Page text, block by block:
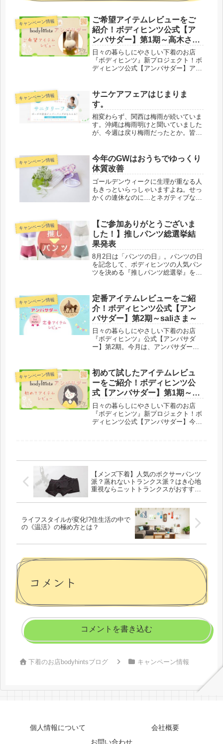
キャンペーン情報
ご希望アイテムレビューをご
紹介！ボディヒンツ公式【ア
ンバサダー】第1期～高木さま
～
日々の暮らしにやさしい下着のお店
『ボディヒンツ』新プロジェクト！ボ
ディヒンツ公式【アンバサダー】アン
アイテムをご試着いただき、ご感想を
いただきました。続いては、高木さま
に「...
キャンペーン情報
サニケアフェアはじまりま
す。
相変わらず、関西は梅雨が続いていま
す。沖縄は梅雨明けと聞いていました
が、今週は戻り梅雨だったとか。皆様
は「ヒンツの日」のフェアとして、少
しでも女性の日々の暮らしが快適に
な...
キャンペーン情報
今年のGWはおうちでゆっくり
体質改善
ゴールデンウィークに生理が重なる人
もきっといらっしゃいますよね。せっ
かくの連休なのに…とネガティブな気
はじめてみませんか？ボディヒンツオ
リジナル・呼吸する極薄布ナプキン
エ...
キャンペーン情報
【ご参加ありがとうございま
した！】推しパンツ総選挙結
果発表
8月2日は「パンツの日」。パンツの日
を記念して、ボディヒンツの人気パン
ツを決める『推しパンツ総選挙』を開
客様にご参加いただいております。今
回はロングセラー人気の【超立体シ...
キャンペーン情報
定番アイテムレビューをご紹
介！ボディヒンツ公式【アン
バサダー】第2期～saliさま～
日々の暮らしにやさしい下着のお店
『ボディヒンツ』公式【アンバサダ
ー】第2期。今月は、アンバサダーの
ゼ」のアイテムからお選びいただき、
ご感想をいただきました。続いて2人
目...
キャンペーン情報
初めて試したアイテムレビュ
ーをご紹介！ボディヒンツ公
式【アンバサダー】第1期～む
ぎさま～
日々の暮らしにやさしい下着のお店
『ボディヒンツ』新プロジェクト！ボ
ディヒンツ公式【アンバサダー】今月
まに...
【メンズ下着】人気のボクサーパンツ
派？蒸れないトランクス派？はき心地
重視ならニットトランクスがおすす
ライフスタイルが変化!?住生活の中で
の《温活》の極め方とは？
コメント
コメントを書き込む
下着のお店bodyhintsブログ キャンペーン情報
個人情報について
会社概要
お問い合わせ